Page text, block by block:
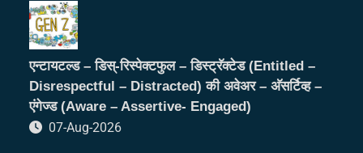
एन्टायटल्ड – डिस्-रिस्पेक्टफुल – डिस्ट्रॅक्टेड (Entitled –
Disrespectful – Distracted) की अवेअर – अ‍ॅसर्टिव्ह –
एंगेज्ड (Aware – Assertive- Engaged)
07-Aug-2026